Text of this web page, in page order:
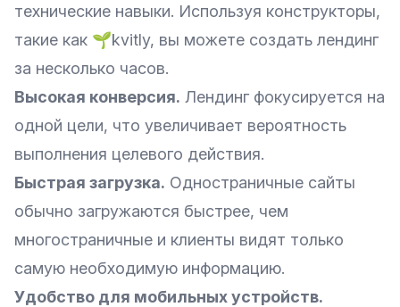
технические навыки. Используя конструкторы,
такие как 🌱kvitly, вы можете создать лендинг
за несколько часов.
Высокая конверсия. Лендинг фокусируется на
одной цели, что увеличивает вероятность
выполнения целевого действия.
Быстрая загрузка. Одностраничные сайты
обычно загружаются быстрее, чем
многостраничные и клиенты видят только
самую необходимую информацию.
Удобство для мобильных устройств.